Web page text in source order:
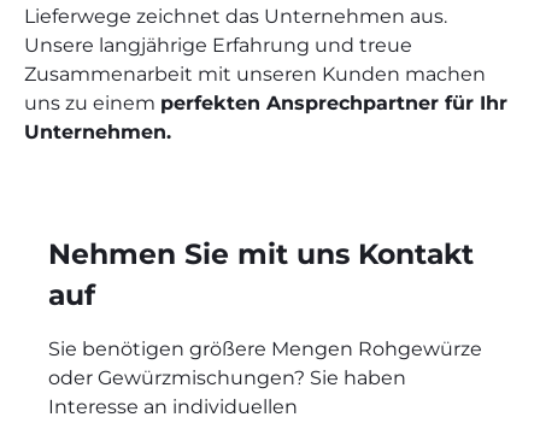
Lieferwege zeichnet das Unternehmen aus.
Unsere langjährige Erfahrung und treue
Zusammenarbeit mit unseren Kunden machen
uns zu einem perfekten Ansprechpartner für Ihr
Unternehmen.
Nehmen Sie mit uns Kontakt
auf
Sie benötigen größere Mengen Rohgewürze
oder Gewürzmischungen? Sie haben
Interesse an individuellen